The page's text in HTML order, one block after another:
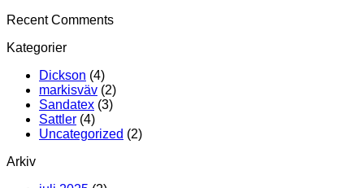
Recent Comments
Kategorier
Dickson (4)
markisväv (2)
Sandatex (3)
Sattler (4)
Uncategorized (2)
Arkiv